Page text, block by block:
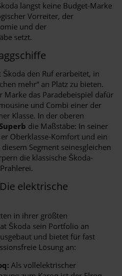
längst keine Budget-Marke
Vorreiter, der
und der
setzt.
den Ruf erarbeitet, in
mehr“ an Platz zu bieten.
Marke das Paradebeispiel dafür
und Combi einer der
Klasse. In der oberen
Superb die Maßstäbe: In seiner
Oberklasse-Komfort und ein
Segment seinesgleichen
die klassische Škoda-
elektrische
in ihrer größten
Škoda sein Portfolio an
und bietet für fast
Lösung an:
Als vollelektrischer